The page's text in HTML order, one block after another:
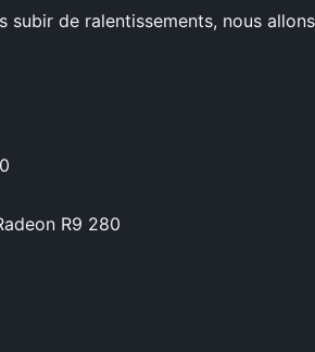
de ralentissements, nous
R9 280